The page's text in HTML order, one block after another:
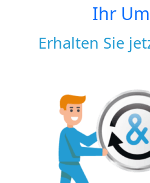
Ihr
Erhalten Sie